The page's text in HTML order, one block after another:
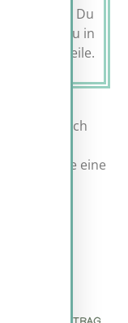
Du
findest du in
Teile.
und dich
mir gerne eine
Kaffee